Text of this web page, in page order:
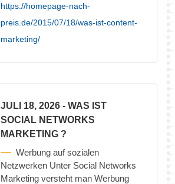
https://homepage-nach-
preis.de/2015/07/18/was-ist-content-
marketing/
JULI 18, 2026 - WAS IST
SOCIAL NETWORKS
MARKETING ?
Werbung auf sozialen
Netzwerken Unter Social Networks
Marketing versteht man Werbung